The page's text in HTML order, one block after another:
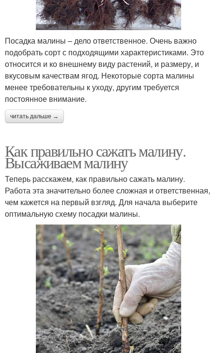
Посадка малины – дело ответственное. Очень важно
подобрать сорт с подходящими характеристиками. Это
относится и ко внешнему виду растений, и размеру, и
вкусовым качествам ягод. Некоторые сорта малины
менее требовательны к уходу, другим требуется
постоянное внимание.
читать дальше →
Как правильно сажать малину.
Высаживаем малину
Теперь расскажем, как правильно сажать малину.
Работа эта значительно более сложная и ответственная,
чем кажется на первый взгляд. Для начала выберите
оптимальную схему посадки малины.